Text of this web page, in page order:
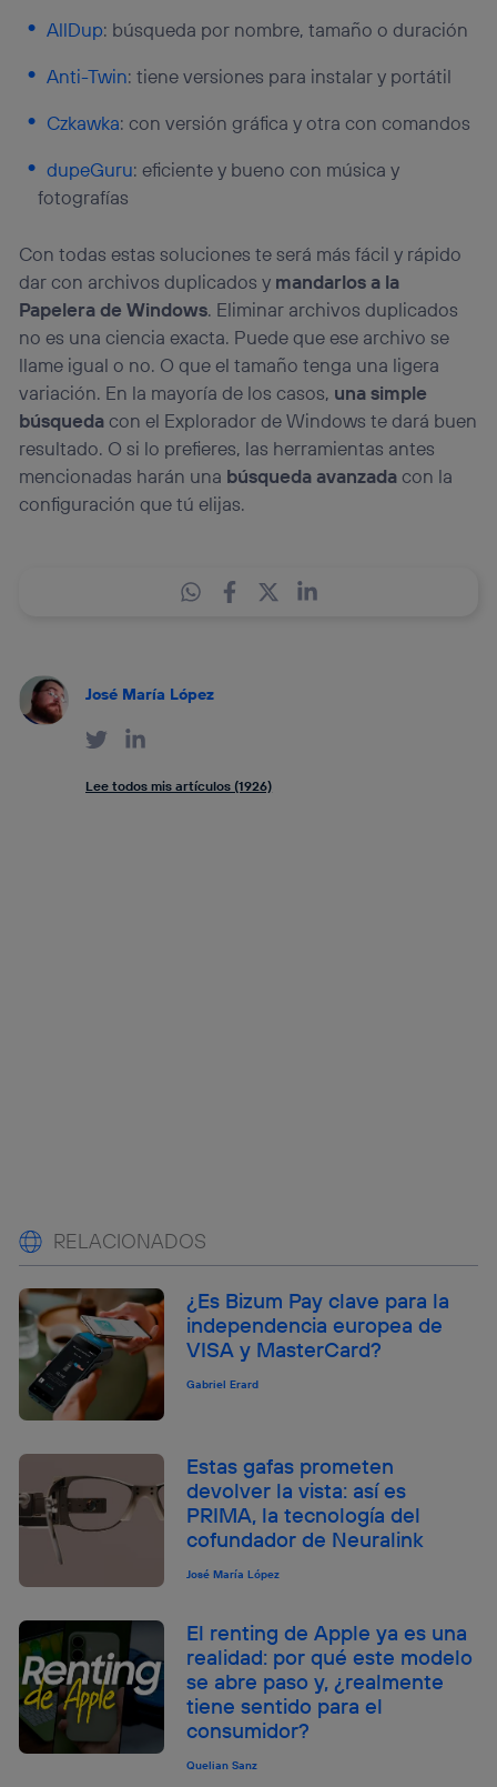
AllDup: búsqueda por nombre, tamaño o duración
Anti-Twin: tiene versiones para instalar y portátil
Czkawka: con versión gráfica y otra con comandos
dupeGuru: eficiente y bueno con música y
fotografías
Con todas estas soluciones te será más fácil y rápido
dar con archivos duplicados y mandarlos a la
Papelera de Windows. Eliminar archivos duplicados
no es una ciencia exacta. Puede que ese archivo se
llame igual o no. O que el tamaño tenga una ligera
variación. En la mayoría de los casos, una simple
búsquedacon el Explorador de Windows te dará buen
resultado. O si lo prefieres, las herramientas antes
mencionadas harán una búsqueda avanzadacon la
configuración que tú elijas.
José María López
Lee todos mis artículos (1926)
RELACIONADOS
¿Es Bizum Pay clave para la
independencia europea de
VISA y MasterCard?
Gabriel Erard
Estas gafas prometen
devolver la vista: así es
PRIMA, la tecnología del
cofundador de Neuralink
José María López
El renting de Apple ya es una
realidad: por qué este modelo
se abre paso y, ¿realmente
tiene sentido para el
consumidor?
Quelian Sanz